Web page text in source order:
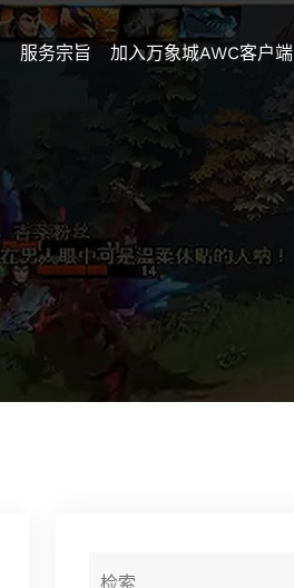
服务宗旨 加入万象城AWC客户端